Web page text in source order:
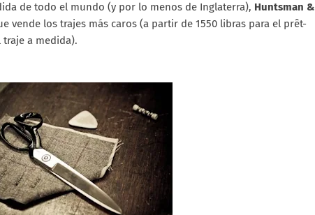
de todo el mundo (y por lo menos de Inglaterra), Huntsman &
vende los trajes más caros (a partir de 1550 libras para el prêt-
a medida).